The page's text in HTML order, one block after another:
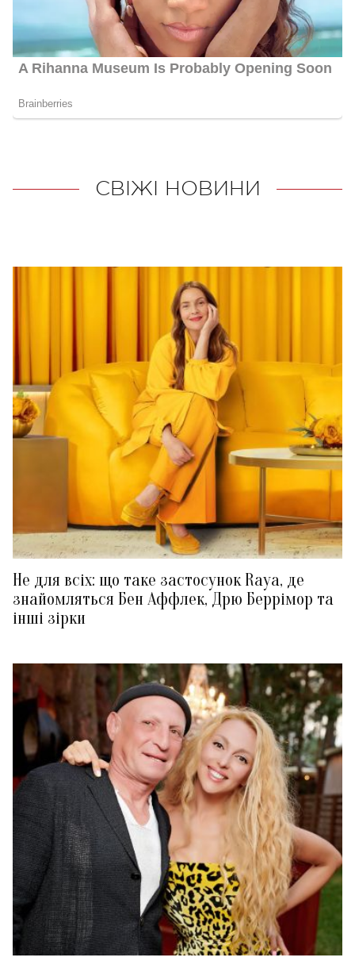
СВІЖІ НОВИНИ
Не для всіх: що таке застосунок Raya, де
знайомляться Бен Аффлек, Дрю Беррімор та
інші зірки